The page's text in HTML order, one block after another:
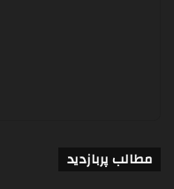
مطالب پربازدید